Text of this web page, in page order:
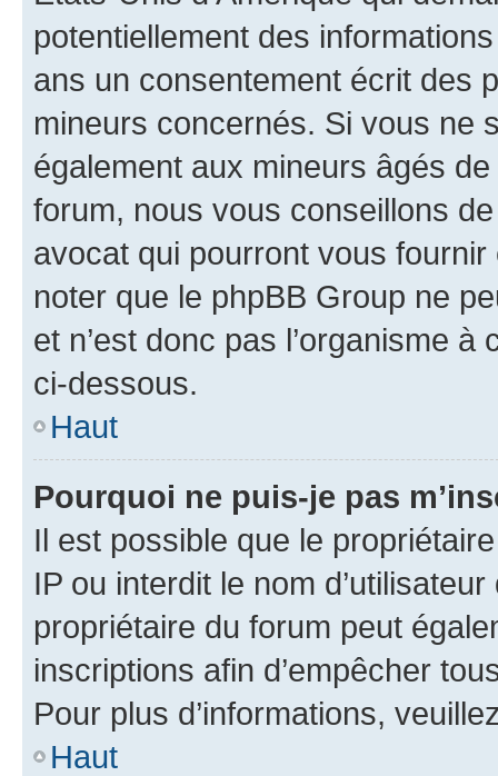
potentiellement des
ans un consentement écrit des
mineurs concernés. Si vous ne
également aux mineurs âgés
forum, nous vous conseillons
avocat qui pourront vous
noter que le phpBB Group ne
et n’est donc pas l’organisme
ci-dessous.
Haut
Pourquoi ne puis-je pas
Il est possible que le
IP ou interdit le nom
propriétaire du forum peut
inscriptions afin d’empêcher
Pour plus d’informations,
Haut